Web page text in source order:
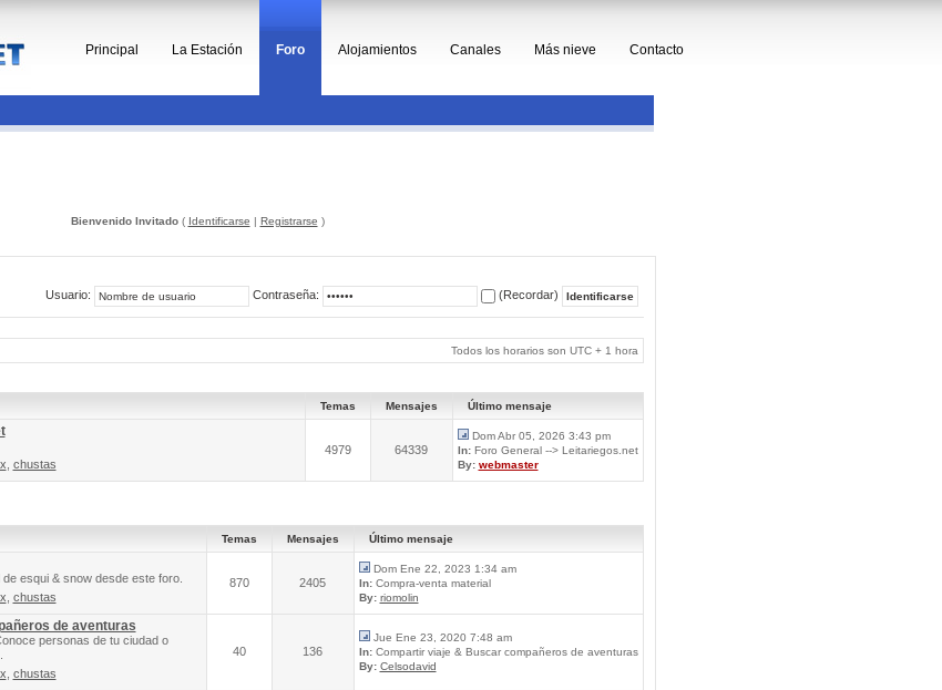
Principal La Estación Foro Alojamientos Canales Más nieve Contacto
Bienvenido Invitado( Identificarse | Registrarse )
Usuario: Contraseña: (Recordar)
Todos los horarios son UTC + 1 hora
Temas Mensajes Último mensaje
chustas
4979 64339
Dom Abr 05, 2026 3:43 pm
In:Foro General --> Leitariegos.net
By: webmaster
Temas Mensajes Último mensaje
esqui & snow desde este foro.
chustas
870 2405
Dom Ene 22, 2023 1:34 am
In:Compra-venta material
By: riomolin
de aventuras
personas de tu ciudad o
chustas
40 136
Jue Ene 23, 2020 7:48 am
In:Compartir viaje & Buscar compañeros de aventuras
By: Celsodavid